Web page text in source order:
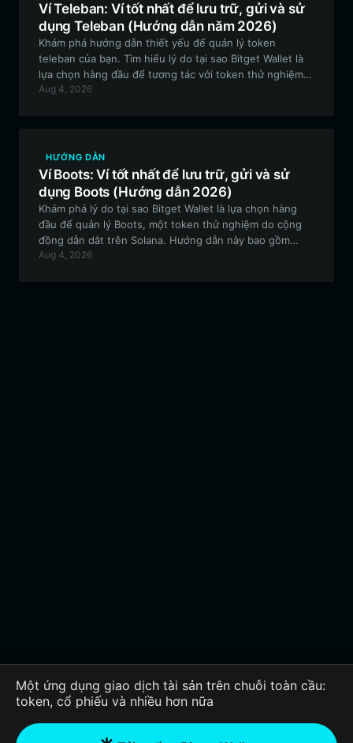
Ví Teleban: Ví tốt nhất để lưu trữ, gửi và sử
dụng Teleban (Hướng dẫn năm 2026)
Khám phá hướng dẫn thiết yếu để quản lý token
teleban của bạn. Tìm hiểu lý do tại sao Bitget Wallet là
lựa chọn hàng đầu để tương tác với token thử nghiệm,
hướng đến cộng đồng và đầy sáng tạo này trên mạng
Aug 4, 2026
HƯỚNG DẪN
Ví Boots: Ví tốt nhất để lưu trữ, gửi và sử
dụng Boots (Hướng dẫn 2026)
Khám phá lý do tại sao Bitget Wallet là lựa chọn hàng
đầu để quản lý Boots, một token thử nghiệm do cộng
đồng dẫn dắt trên Solana. Hướng dẫn này bao gồm
cách thiết lập ví, quản lý thanh khoản và tham gia vào
Aug 4, 2026
Một ứng dụng giao dịch tài sản trên chuỗi toàn cầu:
token, cổ phiếu và nhiều hơn nữa